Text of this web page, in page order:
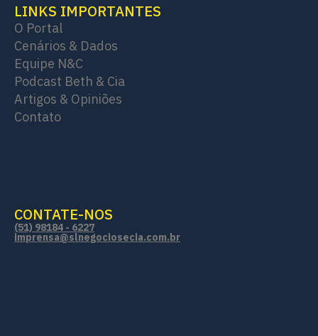
LINKS IMPORTANTES
O Portal
Cenários & Dados
Equipe N&C
Podcast Beth & Cia
Artigos & Opiniões
Contato
CONTATE-NOS
(51) 98184 - 6227
imprensa@slnegociosecia.com.br